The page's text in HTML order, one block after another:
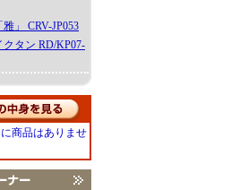
」 CRV-JP053
タン RD/KP07-
商品はありませ